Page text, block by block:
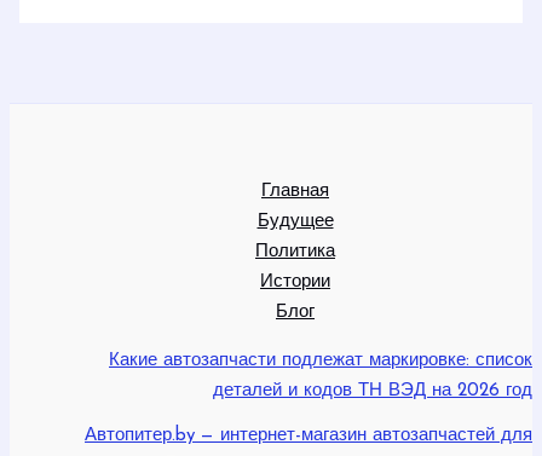
Главная
Будущее
Политика
Истории
Блог
Какие автозапчасти подлежат маркировке: список
деталей и кодов ТН ВЭД на 2026 год
Автопитер.by — интернет-магазин автозапчастей для